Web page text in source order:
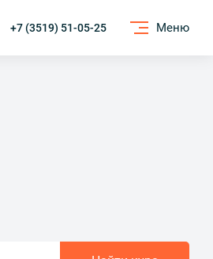
+7 (3519) 51-05-25 Меню